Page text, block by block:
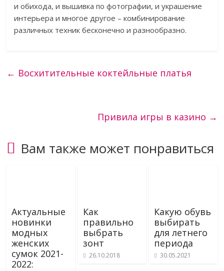
и обихода, и вышивка по фотографии, и украшение
интерьера и многое другое – комбинирование
различных техник бесконечно и разнообразно.
← Восхитительные коктейльные платья
Привила игры в казино →
Вам также может понравиться
Актуальные
новинки
модных
женских
сумок 2021-
2022:
Как
правильно
выбрать
зонт
26.10.2018
Какую обувь
выбирать
для летнего
периода
30.05.2021